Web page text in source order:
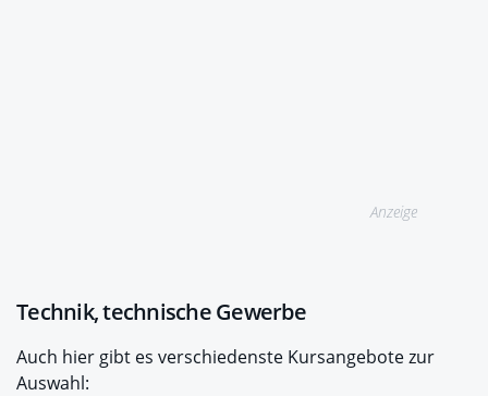
Anzeige
Technik, technische Gewerbe
Auch hier gibt es verschiedenste Kursangebote zur
Auswahl: